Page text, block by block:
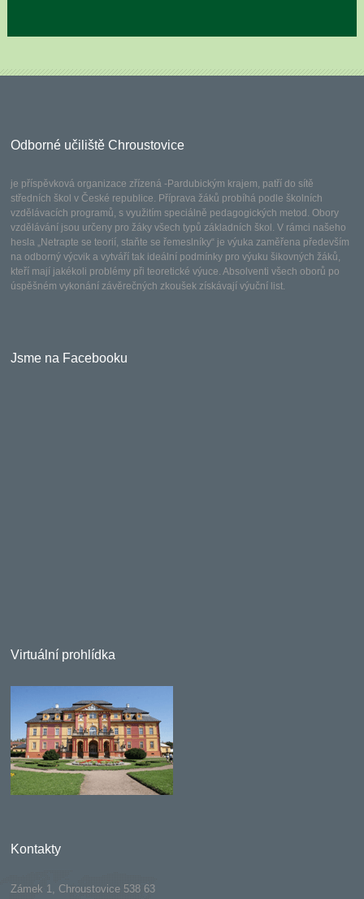
Odborné učiliště Chroustovice
je příspěvková organizace zřízená -Pardubickým krajem, patří do sítě
středních škol v České republice. Příprava žáků probíhá podle školních
vzdělávacích programů, s využitím speciálně pedagogických metod. Obory
vzdělávání jsou určeny pro žáky všech typů základních škol. V rámci našeho
hesla „Netrapte se teorií, staňte se řemeslníky“ je výuka zaměřena především
na odborný výcvik a vytváří tak ideální podmínky pro výuku šikovných žáků,
kteří mají jakékoli problémy při teoretické výuce. Absolventi všech oborů po
úspěšném vykonání závěrečných zkoušek získávají výuční list.
Jsme na Facebooku
Virtuální prohlídka
Kontakty
Zámek 1, Chroustovice 538 63